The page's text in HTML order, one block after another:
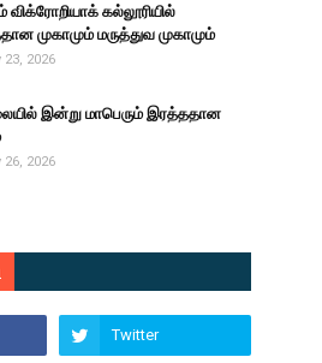
விக்ரோறியாக் கல்லூரியில்
முகாமும் மருத்துவ முகாமும்
23, 2026
இன்று மாபெரும் இரத்ததான
26, 2026